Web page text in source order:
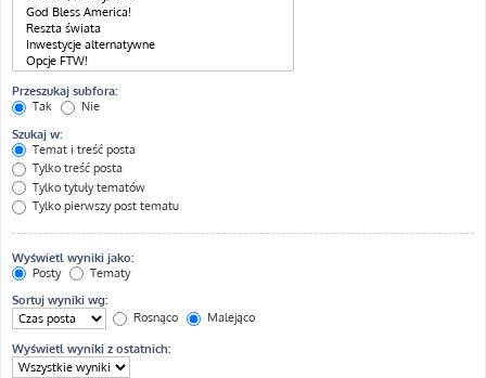
Przeszukaj subfora:
Tak
Nie
Szukaj w:
Temat i treść posta
Tylko treść posta
Tylko tytuły tematów
Tylko pierwszy post tematu
Wyświetl wyniki jako:
Posty
Tematy
Sortuj wyniki wg:
Rosnąco
Malejąco
Wyświetl wyniki z ostatnich: